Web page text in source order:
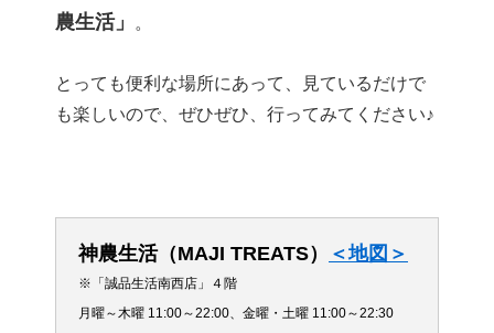
農生活」
。
とっても便利な場所にあって、見ているだけで
も楽しいので、ぜひぜひ、行ってみてください♪
神農生活（MAJI TREATS） ＜地図＞
※「誠品生活南西店」４階
月曜～木曜 11:00～22:00、金曜・土曜 11:00～22:30